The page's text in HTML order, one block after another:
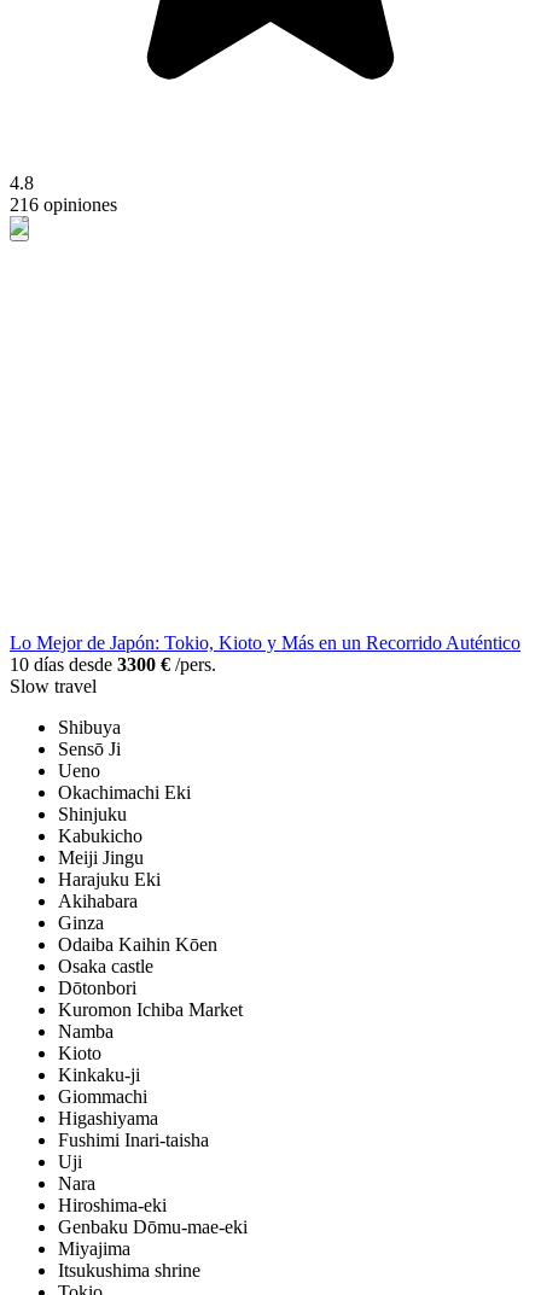
4.8
216 opiniones
Lo Mejor de Japón: Tokio, Kioto y Más en un Recorrido Auténtico
10 días desde 3300 € /pers.
Slow travel
Shibuya
Sensō Ji
Ueno
Okachimachi Eki
Shinjuku
Kabukicho
Meiji Jingu
Harajuku Eki
Akihabara
Ginza
Odaiba Kaihin Kōen
Osaka castle
Dōtonbori
Kuromon Ichiba Market
Namba
Kioto
Kinkaku-ji
Giommachi
Higashiyama
Fushimi Inari-taisha
Uji
Nara
Hiroshima-eki
Genbaku Dōmu-mae-eki
Miyajima
Itsukushima shrine